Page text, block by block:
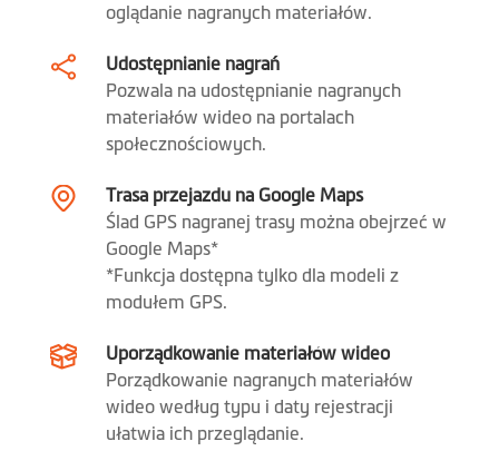
zdarzeń
Balans bieli (EV)
podczas nagrywania)
Automatyczne
uruchomienie
aktualizacja bazy
fotoradarów
oglądanie nagranych materiałów.
Udostępnianie nagrań
Pozwala na udostępnianie nagranych
materiałów wideo na portalach
społecznościowych.
Trasa przejazdu na Google Maps
Ślad GPS nagranej trasy można obejrzeć w
Google Maps*
*Funkcja dostępna tylko dla modeli z
modułem GPS.
Uporządkowanie materiałów wideo
Porządkowanie nagranych materiałów
wideo według typu i daty rejestracji
ułatwia ich przeglądanie.